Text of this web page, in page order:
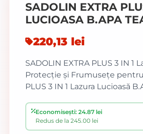
SADOLIN EXTRA
LUCIOASA B.APA
220,13 lei
SADOLIN EXTRA PLUS 3 IN 1
Protecție și Frumusețe
PLUS 3 IN 1 Lazura Lucioasă
Economisești: 24.87 lei
Redus de la 245.00 lei